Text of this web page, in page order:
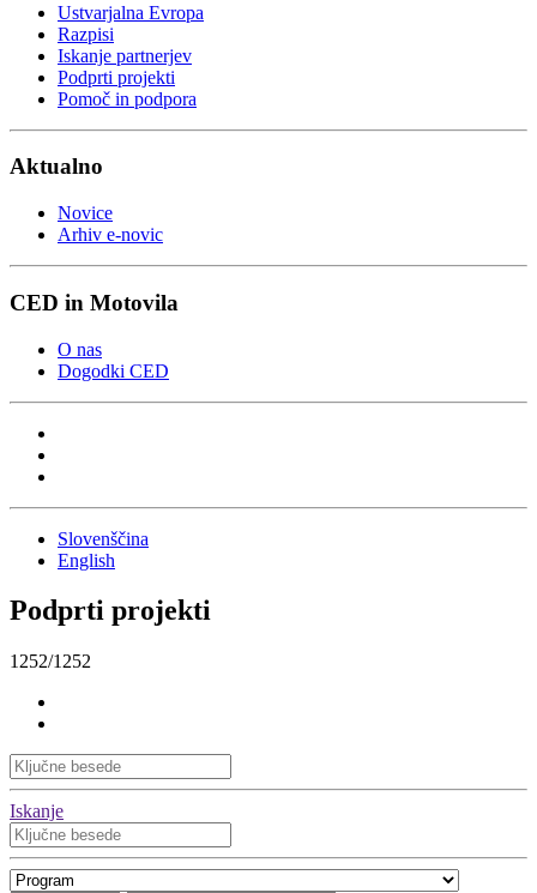
Ustvarjalna Evropa
Razpisi
Iskanje partnerjev
Podprti projekti
Pomoč in podpora
Aktualno
Novice
Arhiv e-novic
CED in Motovila
O nas
Dogodki CED
Slovenščina
English
Podprti projekti
1252/1252
Iskanje